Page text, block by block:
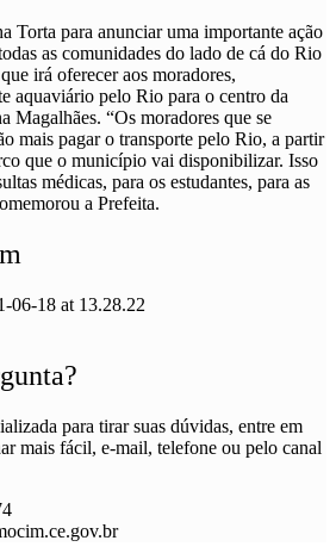
Torta para anunciar uma importante ação
as comunidades do lado de cá do Rio
irá oferecer aos moradores,
aquaviário pelo Rio para o centro da
Magalhães. “Os moradores que se
mais pagar o transporte pelo Rio, a partir
que o município vai disponibilizar. Isso
médicas, para os estudantes, para as
a Prefeita.
para tirar suas dúvidas, entre em
mais fácil, e-mail, telefone ou pelo canal